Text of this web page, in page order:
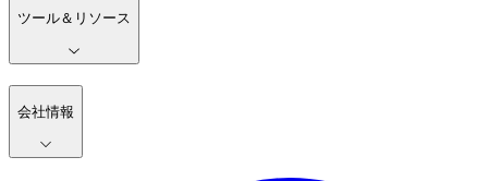
ツール＆リソース
会社情報